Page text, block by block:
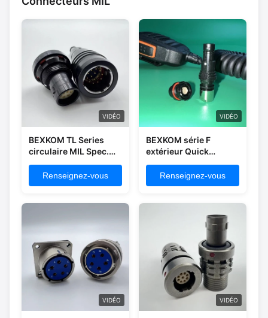
VIDÉO
BEXKOM TL Series
circulaire MIL Spec.
connecteurs pour
environnements
difficiles pour une
Renseignez-vous
VIDÉO
BEXKOM série F
extérieur Quick
Demating
autobloquant push
pull connecteurs
communication talkie-
walkie MIL pour
système de combat
individuel
Renseignez-vous
VIDÉO VIDÉO